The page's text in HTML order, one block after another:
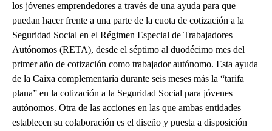
los jóvenes emprendedores a través de una ayuda para que
puedan hacer frente a una parte de la cuota de cotización a la
Seguridad Social en el Régimen Especial de Trabajadores
Autónomos (RETA), desde el séptimo al duodécimo mes del
primer año de cotización como trabajador autónomo. Esta ayuda
de la Caixa complementaría durante seis meses más la “tarifa
plana” en la cotización a la Seguridad Social para jóvenes
autónomos. Otra de las acciones en las que ambas entidades
establecen su colaboración es el diseño y puesta a disposición